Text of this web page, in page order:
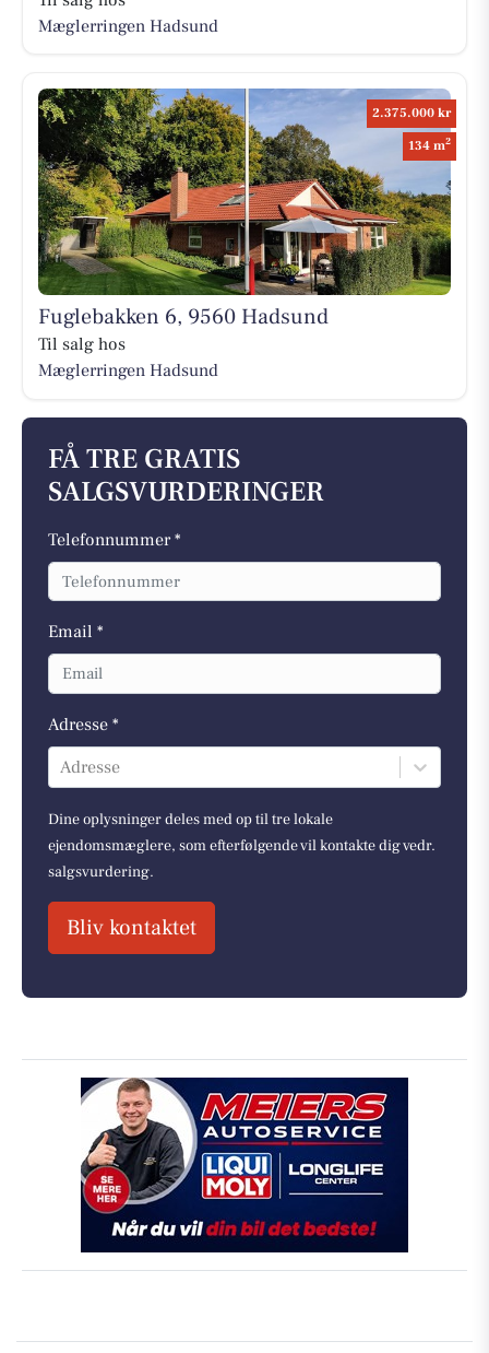
Mæglerringen Hadsund
2.375.000 kr
134 m2
Fuglebakken 6, 9560 Hadsund
Til salg hos
Mæglerringen Hadsund
FÅ TRE GRATIS
SALGSVURDERINGER
Telefonnummer *
Email *
Adresse *
Adresse
Dine oplysninger deles med op til tre lokale
ejendomsmæglere, som efterfølgende vil kontakte dig vedr.
salgsvurdering.
Bliv kontaktet